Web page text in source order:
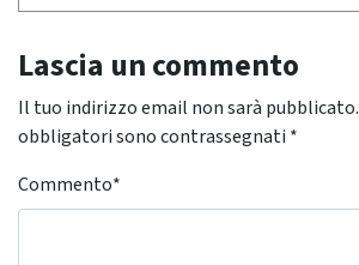
Lascia un commento
Il tuo indirizzo email non sarà pubblicato.
obbligatori sono contrassegnati *
Commento*